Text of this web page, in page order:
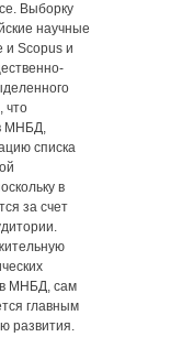
Выборку
научные
и Scopus и
что
МНБД,
списка
в
за счет
в МНБД, сам
главным
развития.